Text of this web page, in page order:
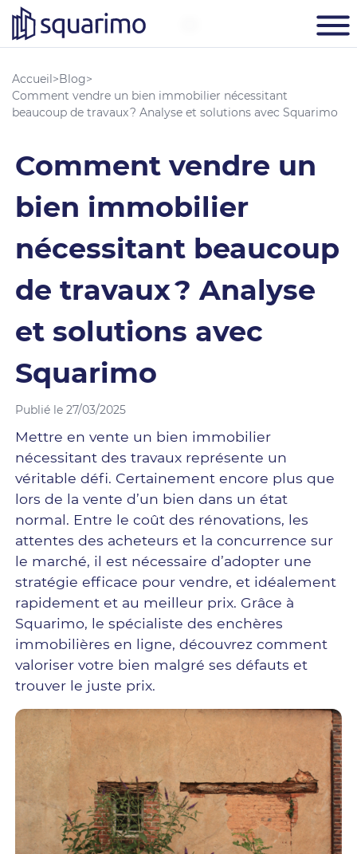
Accueil>Blog>
Comment vendre un bien immobilier nécessitant
beaucoup de travaux ? Analyse et solutions avec Squarimo
Comment vendre un
bien immobilier
nécessitant beaucoup
de travaux ? Analyse
et solutions avec
Squarimo
Publié le 27/03/2025
Mettre en vente un bien immobilier
nécessitant des travaux représente un
véritable défi. Certainement encore plus que
lors de la vente d’un bien dans un état
normal. Entre le coût des rénovations, les
attentes des acheteurs et la concurrence sur
le marché, il est nécessaire d’adopter une
stratégie efficace pour vendre, et idéalement
rapidement et au meilleur prix. Grâce à
Squarimo, le spécialiste des enchères
immobilières en ligne, découvrez comment
valoriser votre bien malgré ses défauts et
trouver le juste prix.